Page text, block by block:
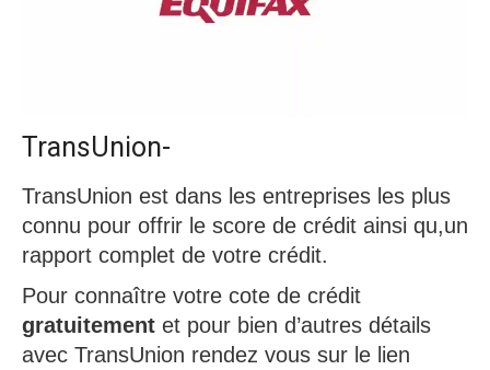
TransUnion-
TransUnion est dans les entreprises les plus
connu pour offrir le score de crédit ainsi qu,un
rapport complet de votre crédit.
Pour connaître votre cote de crédit
gratuitement et pour bien d’autres détails
avec TransUnion rendez vous sur le lien